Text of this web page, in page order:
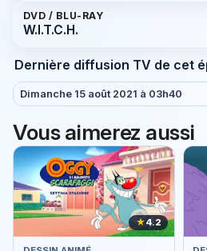
DVD / BLU-RAY
W.I.T.C.H.
Dernière diffusion TV de cet
Dimanche 15 août 2021 à 03h40
Vous aimerez aussi
★4.2